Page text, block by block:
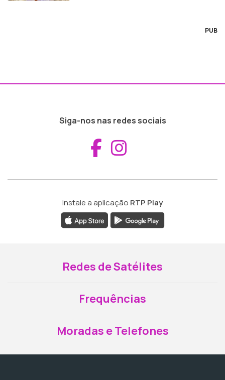
PUB
Siga-nos nas redes sociais
Aceder ao
Instale a aplicação RTP Play
Redes de Satélites
Frequências
Moradas e Telefones